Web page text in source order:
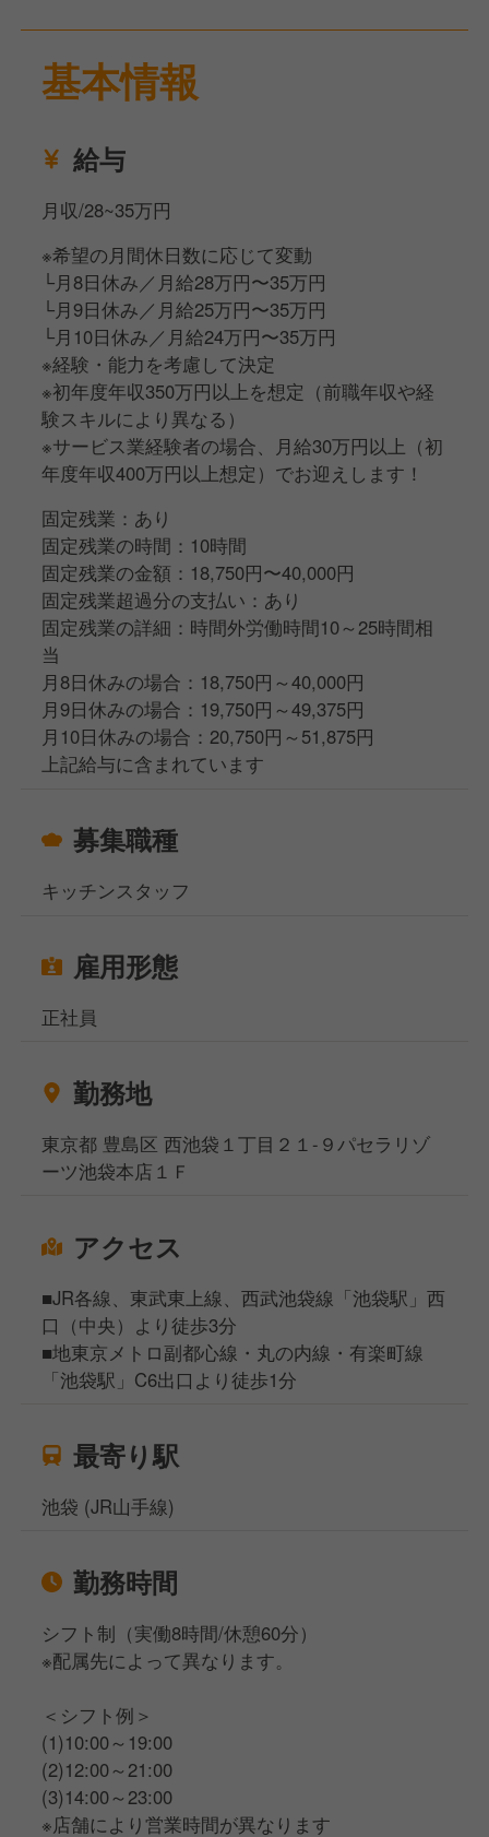
基本情報
給与
月収/28~35万円
※希望の月間休日数に応じて変動
└月8日休み／月給28万円〜35万円
└月9日休み／月給25万円〜35万円
└月10日休み／月給24万円〜35万円
※経験・能力を考慮して決定
※初年度年収350万円以上を想定（前職年収や経
験スキルにより異なる）
※サービス業経験者の場合、月給30万円以上（初
年度年収400万円以上想定）でお迎えします！
固定残業：あり
固定残業の時間：10時間
固定残業の金額：18,750円〜40,000円
固定残業超過分の支払い：あり
固定残業の詳細：時間外労働時間10～25時間相
当
月8日休みの場合：18,750円～40,000円
月9日休みの場合：19,750円～49,375円
月10日休みの場合：20,750円～51,875円
上記給与に含まれています
募集職種
キッチンスタッフ
雇用形態
正社員
勤務地
東京都 豊島区 西池袋１丁目２１-９パセラリゾ
ーツ池袋本店１Ｆ
アクセス
■JR各線、東武東上線、西武池袋線「池袋駅」西
口（中央）より徒歩3分
■地東京メトロ副都心線・丸の内線・有楽町線
「池袋駅」C6出口より徒歩1分
最寄り駅
池袋 (JR山手線)
勤務時間
シフト制（実働8時間/休憩60分）
※配属先によって異なります。
＜シフト例＞
(1)10:00～19:00
(2)12:00～21:00
(3)14:00～23:00
※店舗により営業時間が異なります